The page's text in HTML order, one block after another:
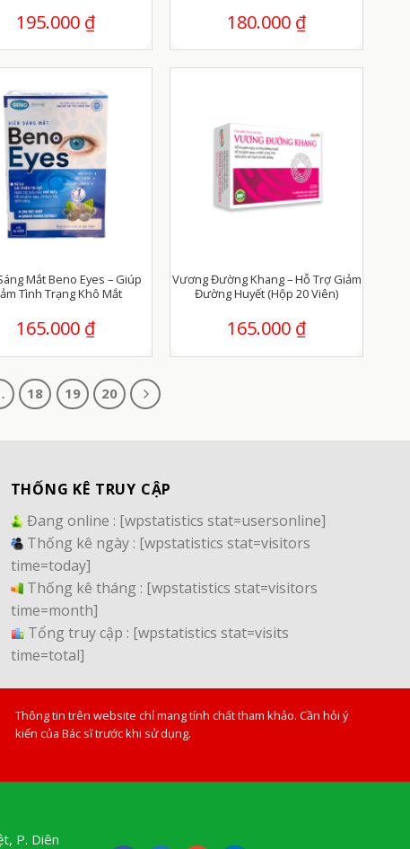
195.000 ₫ 180.000 ₫
Mắt Beno Eyes – Giúp
Tình Trạng Khô Mắt
165.000 ₫
Vương Đường Khang – Hỗ Trợ Giảm
Đường Huyết (Hộp 20 Viên)
165.000 ₫
18 19 20
THỐNG KÊ TRUY CẬP
Đang online : [wpstatistics stat=usersonline]
Thống kê ngày : [wpstatistics stat=visitors
time=today]
Thống kê tháng : [wpstatistics stat=visitors
time=month]
Tổng truy cập : [wpstatistics stat=visits
time=total]
Thông tin trên website chỉ mang tính chất tham khảo. Cần hỏi ý
kiến của Bác sĩ trước khi sử dụng.
P. Diên